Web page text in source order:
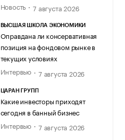
Новость
7 августа 2026
ВЫСШАЯ ШКОЛА ЭКОНОМИКИ
Оправдана ли консервативная
позиция на фондовом рынке в
текущих условиях
Интервью
7 августа 2026
ЦАРАН ГРУПП
Какие инвесторы приходят
сегодня в банный бизнес
Интервью
7 августа 2026